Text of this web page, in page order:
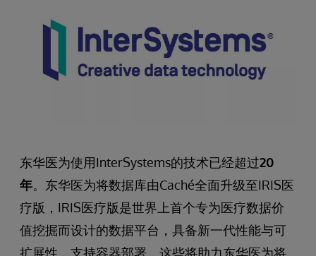
东华医为使用InterSystems的技术已经超过20
年。东华医为将数据库由Caché全面升级至IRIS医
疗版，IRIS医疗版是世界上首个专为医疗数据价
值挖掘而设计的数据平台，具备新一代性能与可
扩展性，支持容器部署，这些将助力东华医为将